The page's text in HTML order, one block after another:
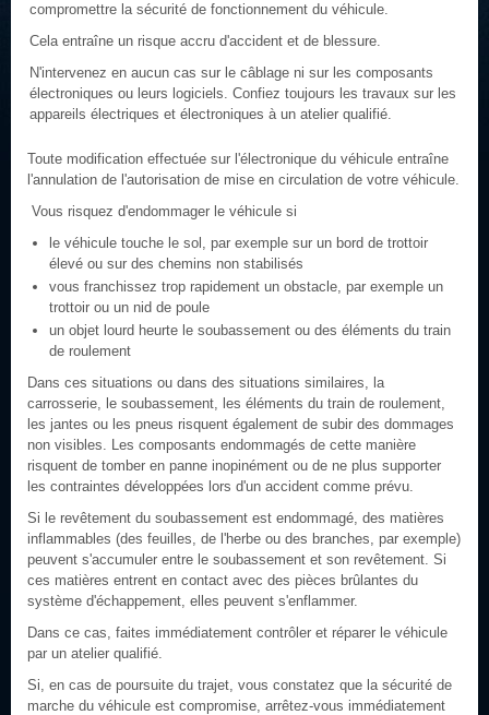
compromettre la sécurité de fonctionnement du véhicule.
Cela entraîne un risque accru d'accident et de blessure.
N'intervenez en aucun cas sur le câblage ni sur les composants
électroniques ou leurs logiciels. Confiez toujours les travaux sur les
appareils électriques et électroniques à un atelier qualifié.
Toute modification effectuée sur l'électronique du véhicule entraîne
l'annulation de l'autorisation de mise en circulation de votre véhicule.
Vous risquez d'endommager le véhicule si
le véhicule touche le sol, par exemple sur un bord de trottoir
élevé ou sur des chemins non stabilisés
vous franchissez trop rapidement un obstacle, par exemple un
trottoir ou un nid de poule
un objet lourd heurte le soubassement ou des éléments du train
de roulement
Dans ces situations ou dans des situations similaires, la
carrosserie, le soubassement, les éléments du train de roulement,
les jantes ou les pneus risquent également de subir des dommages
non visibles. Les composants endommagés de cette manière
risquent de tomber en panne inopinément ou de ne plus supporter
les contraintes développées lors d'un accident comme prévu.
Si le revêtement du soubassement est endommagé, des matières
inflammables (des feuilles, de l'herbe ou des branches, par exemple)
peuvent s'accumuler entre le soubassement et son revêtement. Si
ces matières entrent en contact avec des pièces brûlantes du
système d'échappement, elles peuvent s'enflammer.
Dans ce cas, faites immédiatement contrôler et réparer le véhicule
par un atelier qualifié.
Si, en cas de poursuite du trajet, vous constatez que la sécurité de
marche du véhicule est compromise, arrêtez-vous immédiatement